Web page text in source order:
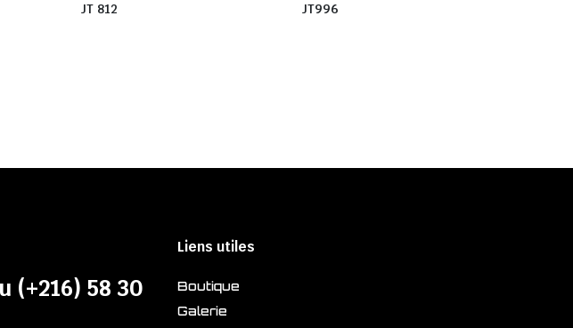
JT 812 JT996
(+216) 58 30
Liens utiles
Boutique
Galerie